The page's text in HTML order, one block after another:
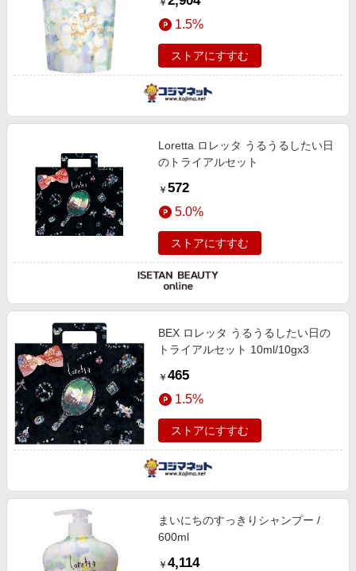
￥
1.5%
ストアにすすむ
Loretta ロレッタ うるうるしたい日
のトライアルセット
￥ 572
5.0%
ストアにすすむ
BEX ロレッタ うるうるしたい日の
トライアルセット 10ml/10gx3
￥ 465
1.5%
ストアにすすむ
まいにちのすっきりシャンプー /
600ml
￥ 4,114